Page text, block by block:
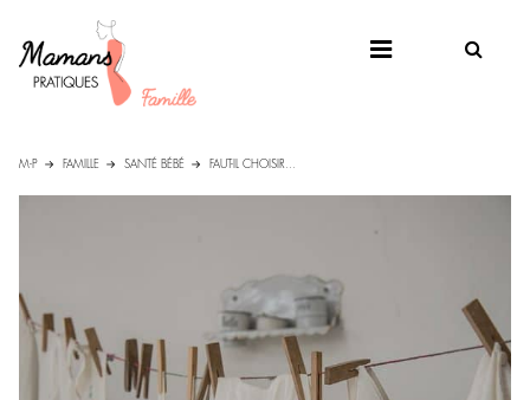
M-P FAMILLE SANTÉ BÉBÉ FAUT-IL CHOISIR...